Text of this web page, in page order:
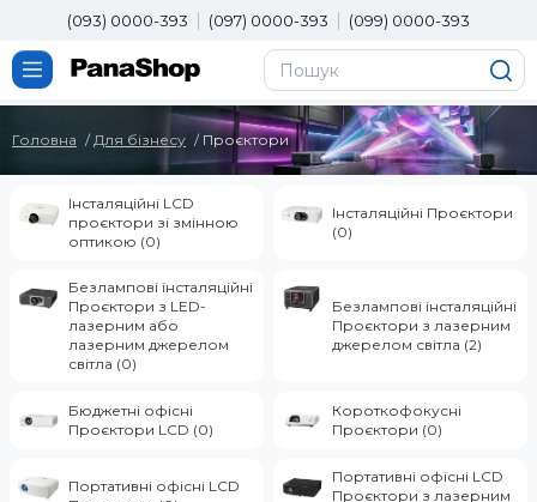
(093) 0000-393 (097) 0000-393 (099) 0000-393
Головна Для бізнесу Проєктори
Інсталяційні LCD
проєктори зі змінною
оптикою (0)
Інсталяційні Проєктори
(0)
Безлампові інсталяційні
Проєктори з LED-
лазерним або
лазерним джерелом
світла (0)
Безлампові інсталяційні
Проєктори з лазерним
джерелом світла (2)
Бюджетні офісні
Проєктори LCD (0)
Короткофокусні
Проєктори (0)
Портативні офісні LCD
Портативні офісні LCD
Проєктори з лазерним